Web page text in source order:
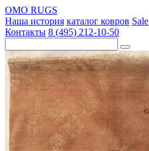
OMO RUGS
Наша история каталог ковров Sale
Контакты 8 (495) 212-10-50